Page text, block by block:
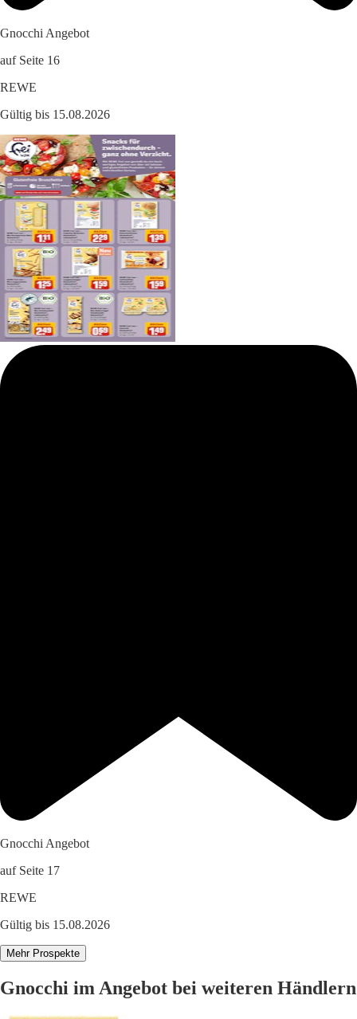
Gnocchi Angebot
auf Seite 16
REWE
Gültig bis 15.08.2026
Gnocchi Angebot
auf Seite 17
REWE
Gültig bis 15.08.2026
Mehr Prospekte
Gnocchi im Angebot bei weiteren Händlern